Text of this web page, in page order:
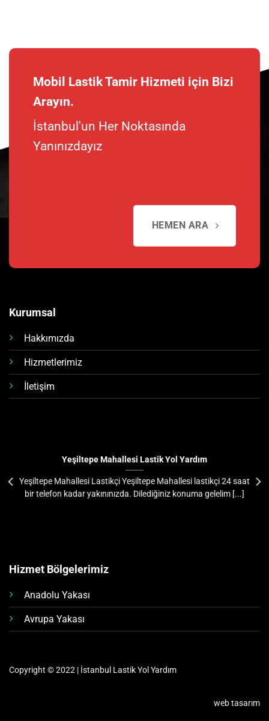
Mobil Lastik Tamir Hizmeti için Bizi
Arayın.
İstanbul'un Her Noktasında
Yanınızdayız
HEMEN ARA
Kurumsal
Hakkımızda
Hizmetlerimiz
İletişim
Yeşiltepe Mahallesi Lastik Yol Yardım
Yeşiltepe Mahallesi Lastikçi Yeşiltepe Mahallesi lastikçi 24 saat
bir telefon kadar yakınınızda. Dilediğiniz konuma gelelim [...]
Hizmet Bölgelerimiz
Anadolu Yakası
Avrupa Yakası
Copyright © 2022 | İstanbul Lastik Yol Yardım
web tasarım